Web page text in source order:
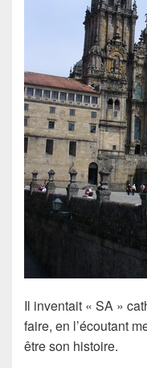
Il inventait « SA »
faire, en l’écoutant
être son histoire.